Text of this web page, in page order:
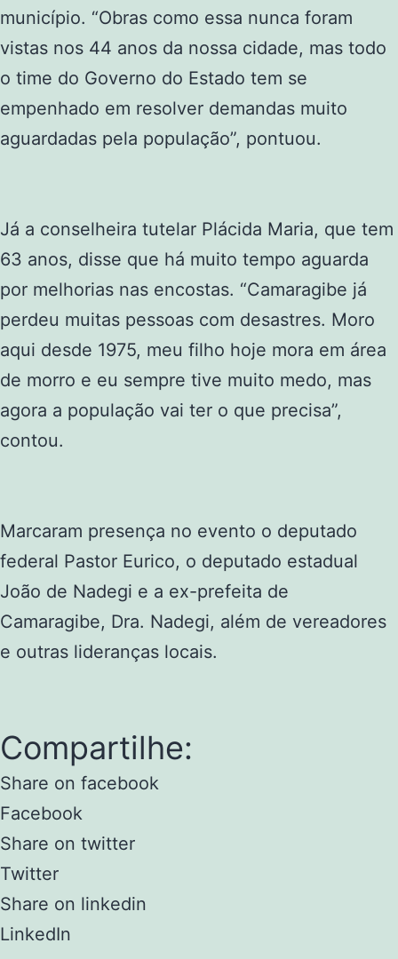
município. “Obras como essa nunca foram
vistas nos 44 anos da nossa cidade, mas todo
o time do Governo do Estado tem se
empenhado em resolver demandas muito
aguardadas pela população”, pontuou.
Já a conselheira tutelar Plácida Maria, que tem
63 anos, disse que há muito tempo aguarda
por melhorias nas encostas. “Camaragibe já
perdeu muitas pessoas com desastres. Moro
aqui desde 1975, meu filho hoje mora em área
de morro e eu sempre tive muito medo, mas
agora a população vai ter o que precisa”,
contou.
Marcaram presença no evento o deputado
federal Pastor Eurico, o deputado estadual
João de Nadegi e a ex-prefeita de
Camaragibe, Dra. Nadegi, além de vereadores
e outras lideranças locais.
Compartilhe:
Share on facebook
Facebook
Share on twitter
Twitter
Share on linkedin
LinkedIn